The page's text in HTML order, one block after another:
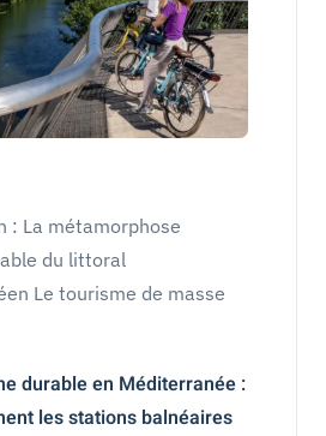
: La métamorphose
du littoral
Le tourisme de masse
durable en Méditerranée :
les stations balnéaires